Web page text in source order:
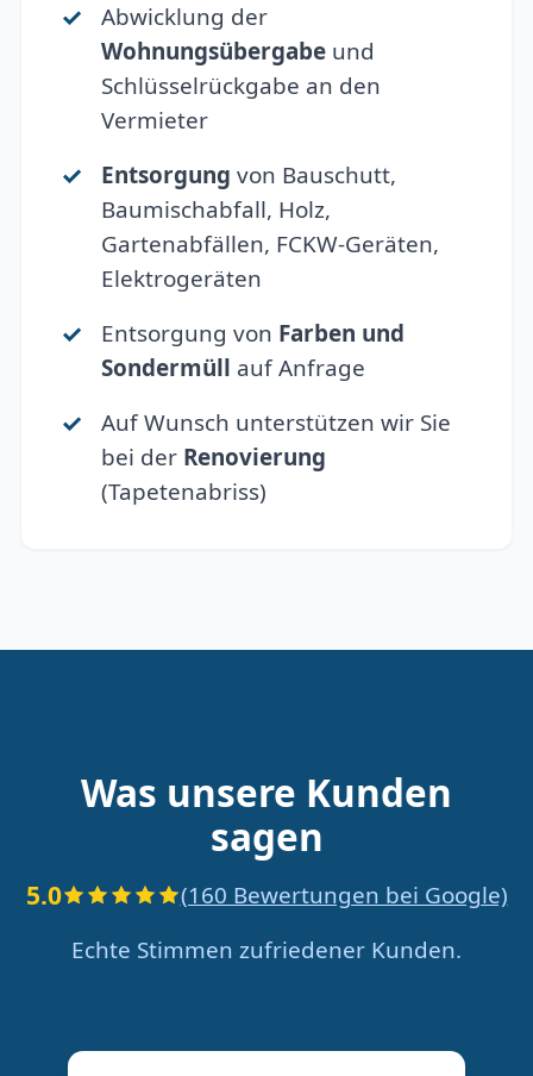
Abwicklung der
Wohnungsübergabeund
Schlüsselrückgabe an den
Vermieter
Entsorgung von Bauschutt,
Baumischabfall, Holz,
Gartenabfällen, FCKW-Geräten,
Elektrogeräten
Entsorgung von Farben und
Sondermüll auf Anfrage
Auf Wunsch unterstützen wir Sie
bei der Renovierung
(Tapetenabriss)
Was unsere Kunden
sagen
5.0
(160 Bewertungen bei Google)
Echte Stimmen zufriedener Kunden.